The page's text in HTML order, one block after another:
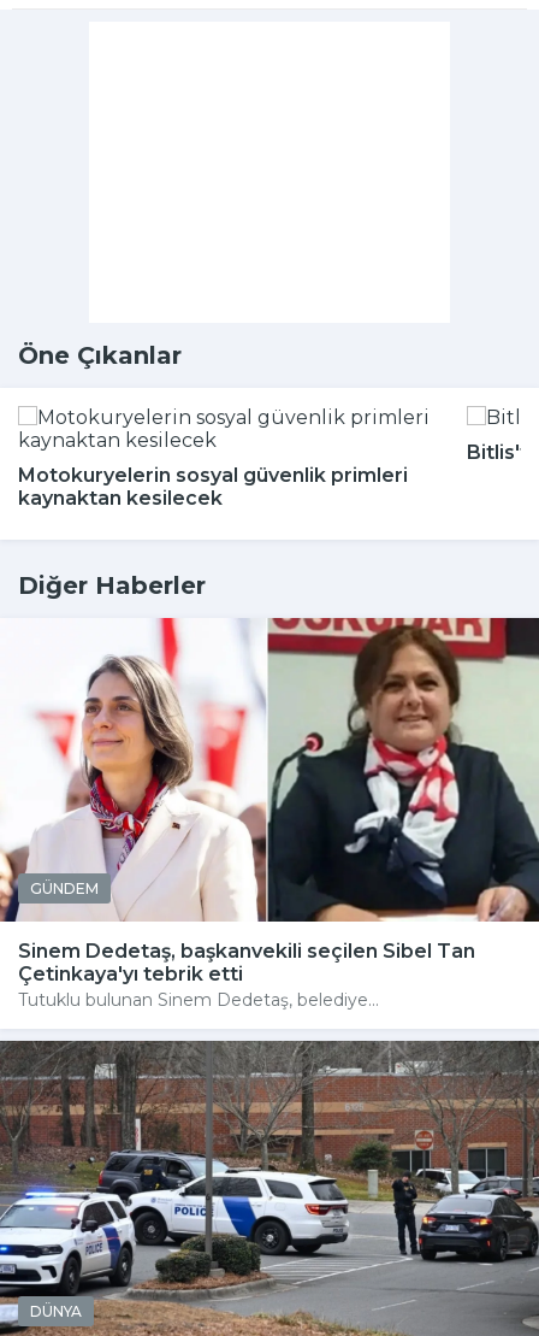
Öne Çıkanlar
Motokuryelerin sosyal güvenlik primleri
kaynaktan kesilecek
Diğer Haberler
GÜNDEM
Sinem Dedetaş, başkanvekili seçilen Sibel Tan
Çetinkaya'yı tebrik etti
Tutuklu bulunan Sinem Dedetaş, belediye...
DÜNYA